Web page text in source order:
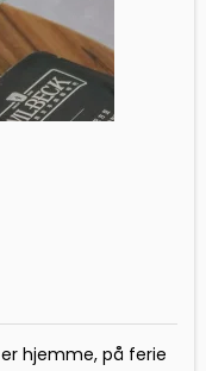
hjemme, på ferie